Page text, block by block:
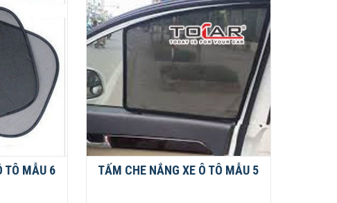
TÔ MẪU 6 TẤM CHE NẮNG XE Ô TÔ MẪU 5